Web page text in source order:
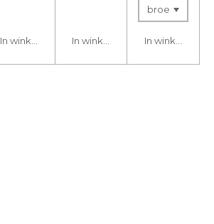
In winkelwagen In winkelwagen In